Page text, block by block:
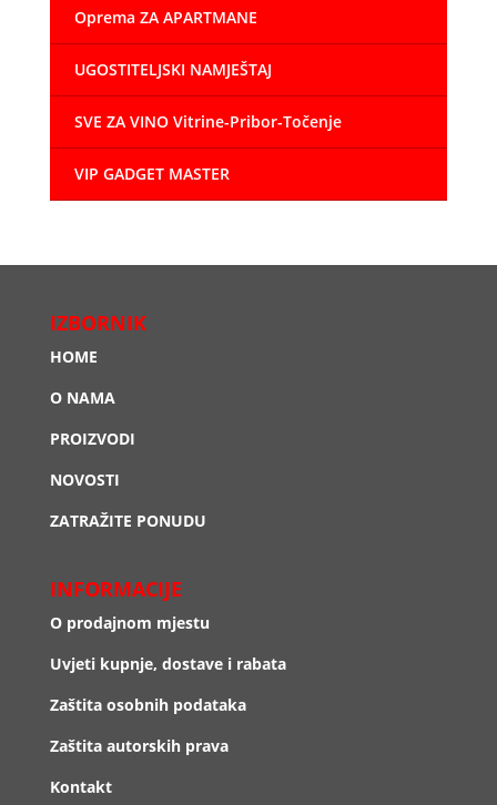
Oprema ZA APARTMANE
UGOSTITELJSKI NAMJEŠTAJ
SVE ZA VINO Vitrine-Pribor-Točenje
VIP GADGET MASTER
IZBORNIK
HOME
O NAMA
PROIZVODI
NOVOSTI
ZATRAŽITE PONUDU
INFORMACIJE
O prodajnom mjestu
Uvjeti kupnje, dostave i rabata
Zaštita osobnih podataka
Zaštita autorskih prava
Kontakt